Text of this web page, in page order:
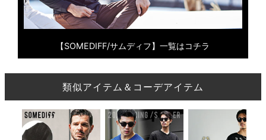
【SOMEDIFF/サムディフ】一覧はコチラ
類似アイテム＆コーデアイテム